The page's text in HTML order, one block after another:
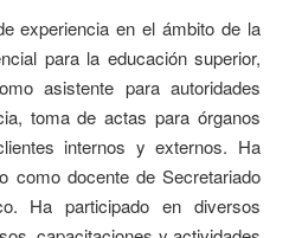
experiencia en el ámbito de la
para la educación superior,
asistente para autoridades
toma de actas para órganos
internos y externos. Ha
como docente de Secretariado
Ha participado en diversos